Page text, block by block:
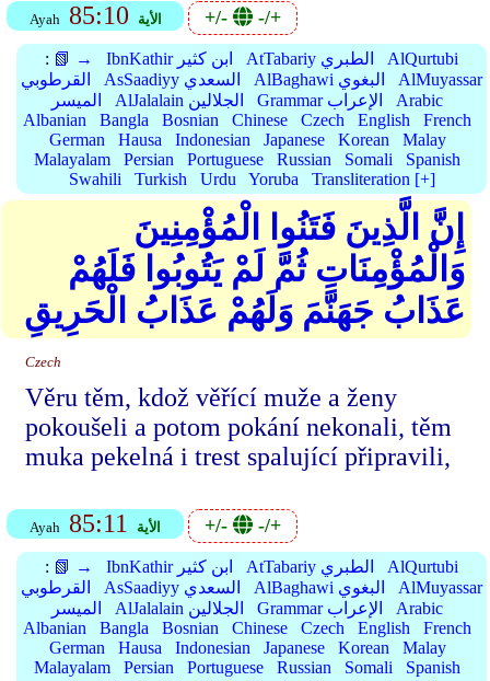
Ayah 85:10 الأية +/- -/+
: 📗 → IbnKathir ابن كثير AtTabariy الطبري
AlQurtubi
القرطوبي
AsSaadiyy السعدي AlBaghawi البغوي
AlMuyassar
الميسر
AlJalalain الجلالين Grammar الإعراب
Arabic
Albanian
Bangla Bosnian Chinese Czech English
French
German
Hausa Indonesian Japanese Korean
Malay
Malayalam
Persian Portuguese Russian Somali
Spanish
Swahili
Turkish Urdu Yoruba Transliteration [+]
إِنَّ الَّذِينَ فَتَنُوا الْمُؤْمِنِينَ
وَالْمُؤْمِنَاتِ ثُمَّ لَمْ يَتُوبُوا فَلَهُمْ
عَذَابُ جَهَنَّمَ وَلَهُمْ عَذَابُ الْحَرِيقِ
Czech
Věru těm, kdož věřící muže a ženy
pokoušeli a potom pokání nekonali, těm
muka pekelná i trest spalující připravili,
Ayah 85:11 الأية +/- -/+
: 📗 → IbnKathir ابن كثير AtTabariy الطبري
AlQurtubi
القرطوبي
AsSaadiyy السعدي AlBaghawi البغوي
AlMuyassar
الميسر
AlJalalain الجلالين Grammar الإعراب
Arabic
Albanian
Bangla Bosnian Chinese Czech English
French
German
Hausa Indonesian Japanese Korean
Malay
Malayalam
Persian Portuguese Russian Somali
Spanish